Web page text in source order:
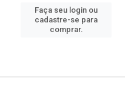
Faça seu login ou
cadastre-se para
comprar.